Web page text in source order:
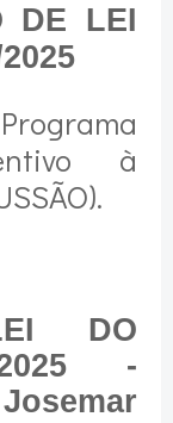
DE LEI
à
DO
2025 -